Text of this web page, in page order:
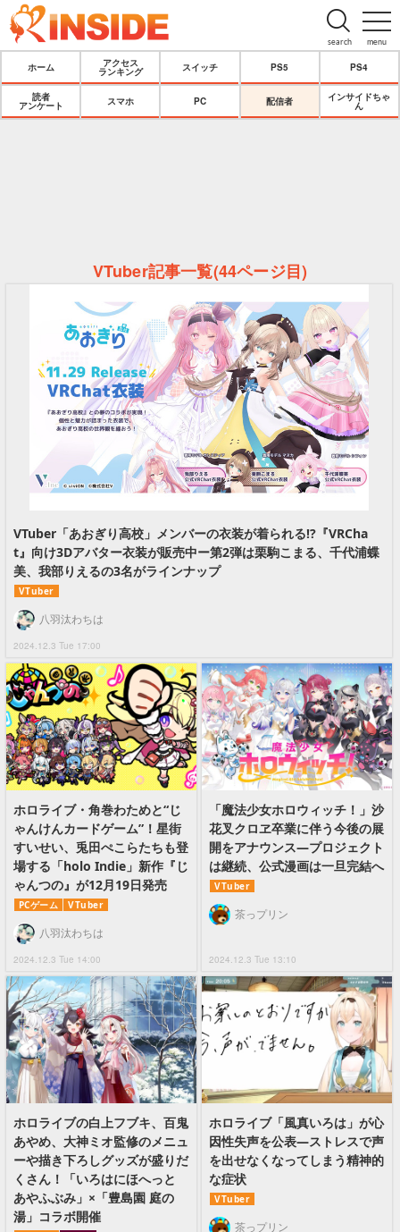
menu
search
ホーム
アクセス
ランキング
スイッチ PS5 PS4
読者
アンケート
スマホ PC 配信者
インサイドちゃ
ん
VTuber記事一覧(44ページ目)
VTuber「あおぎり高校」メンバーの衣装が着られる!?『VRCha
t』向け3Dアバター衣装が販売中ー第2弾は栗駒こまる、千代浦蝶
美、我部りえるの3名がラインナップ
VTuber
2024.12.3 Tue 17:00
八羽汰わちは
ホロライブ・角巻わためと“じ
ゃんけんカードゲーム”！星街
すいせい、兎田ぺこらたちも登
場する「holo Indie」新作『じ
ゃんつの』が12月19日発売
PCゲーム VTuber
2024.12.3 Tue 14:00
八羽汰わちは
「魔法少女ホロウィッチ！」沙
花叉クロヱ卒業に伴う今後の展
開をアナウンス―プロジェクト
は継続、公式漫画は一旦完結へ
VTuber
2024.12.3 Tue 13:10
茶っプリン
ホロライブの白上フブキ、百鬼
あやめ、大神ミオ監修のメニュ
ーや描き下ろしグッズが盛りだ
くさん！「いろはにほへっと
あやふぶみ」×「豊島園 庭の
湯」コラボ開催
ホロライブ「風真いろは」が心
因性失声を公表―ストレスで声
を出せなくなってしまう精神的
な症状
VTuber
茶っプリン